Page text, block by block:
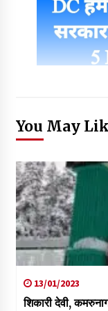
You May
13/01/2023
शिकारी देवी,